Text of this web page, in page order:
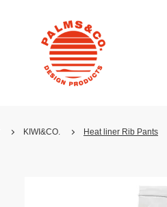
KIWI&CO. Heat liner Rib Pants